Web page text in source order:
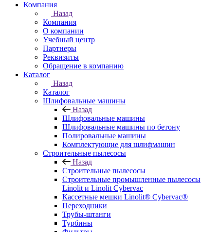
Компания
Назад
Компания
О компании
Учебный центр
Партнеры
Реквизиты
Обращение в компанию
Каталог
Назад
Каталог
Шлифовальные машины
Назад
Шлифовальные машины
Шлифовальные машины по бетону
Полировальные машины
Комплектующие для шлифмашин
Строительные пылесосы
Назад
Строительные пылесосы
Строительные промышленные пылесосы
Linolit и Linolit Cybervac
Кассетные мешки Linolit® Cybervac®
Переходники
Трубы-штанги
Турбины